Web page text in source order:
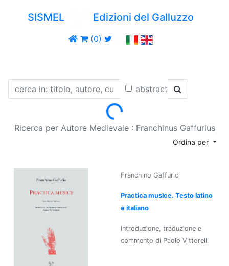
SISMEL Edizioni del Galluzzo
(0)
abstract
Loading...
Ricerca per Autore Medievale : Franchinus Gaffurius
Ordina per
Franchino Gaffurio
Practica musice. Testo latino
e italiano
Introduzione, traduzione e
commento di Paolo Vittorelli